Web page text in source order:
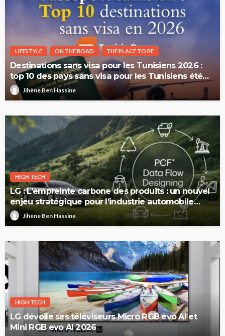
LIFESTYLE ON THE ROAD THE PLACE TO BE
Destinations sans visa pour les Tunisiens 2026 :
top 10 des pays sans visa pour les Tunisiens été
2026Jihène Ben Hassine
HIGH TECH
LG : L’empreinte carbone des produits : un nouvel
enjeu stratégique pour l’industrie automobile
européenne
Jihène Ben Hassine
HIGH TECH
LG dévoile ses téléviseurs Micro RGB evo AI et
Mini RGB evo AI 2026